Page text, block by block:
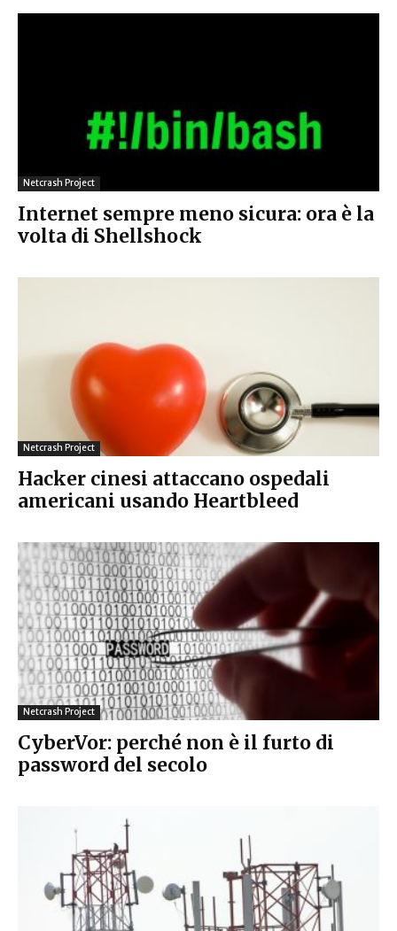
Netcrash Project
Internet sempre meno sicura: ora è la
volta di Shellshock
Netcrash Project
Hacker cinesi attaccano ospedali
americani usando Heartbleed
Netcrash Project
CyberVor: perché non è il furto di
password del secolo